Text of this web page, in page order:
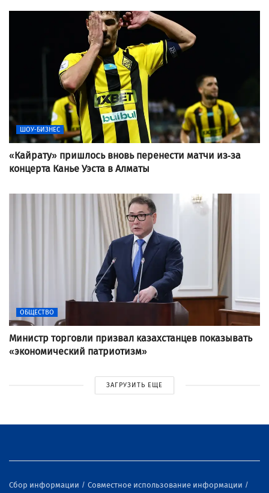
ШОУ-БИЗНЕС
«Кайрату» пришлось вновь перенести матчи из-за
концерта Канье Уэста в Алматы
ОБЩЕСТВО
Министр торговли призвал казахстанцев показывать
«экономический патриотизм»
ЗАГРУЗИТЬ ЕЩЕ
Сбор информации
Совместное использование информации